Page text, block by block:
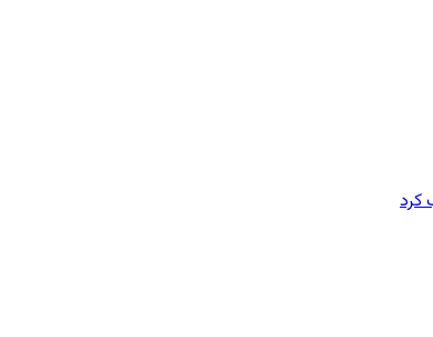
کرد